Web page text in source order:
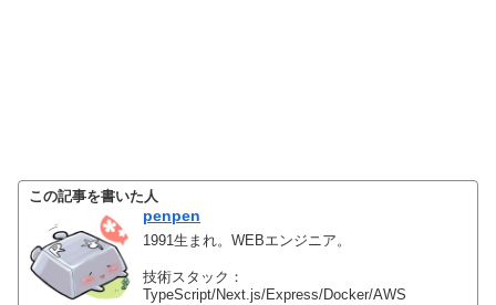
この記事を書いた人
penpen
1991生まれ。WEBエンジニア。
技術スタック：
TypeScript/Next.js/Express/Docker/AWS